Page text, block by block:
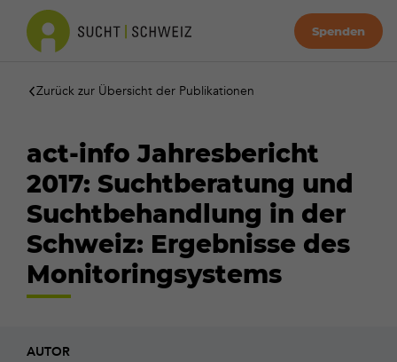
Spenden
Zurück zur Übersicht der Publikationen
act-info Jahresbericht
2017: Suchtberatung und
Suchtbehandlung in der
Schweiz: Ergebnisse des
Monitoringsystems
AUTOR